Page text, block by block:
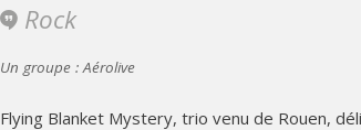
Rock
Un groupe : Aérolive
Flying Blanket Mystery, trio venu de Rouen,